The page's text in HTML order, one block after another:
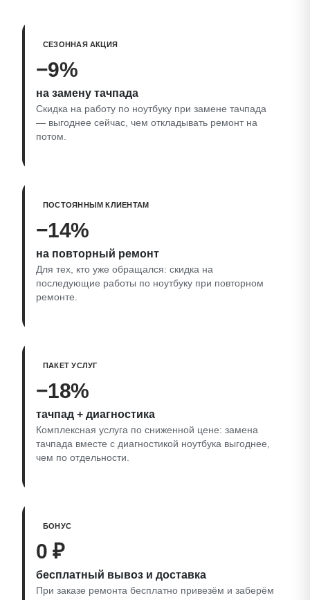
СЕЗОННАЯ АКЦИЯ
−9%
на замену тачпада
Скидка на работу по ноутбуку при замене тачпада
— выгоднее сейчас, чем откладывать ремонт на
потом.
ПОСТОЯННЫМ КЛИЕНТАМ
−14%
на повторный ремонт
Для тех, кто уже обращался: скидка на
последующие работы по ноутбуку при повторном
ремонте.
ПАКЕТ УСЛУГ
−18%
тачпад + диагностика
Комплексная услуга по сниженной цене: замена
тачпада вместе с диагностикой ноутбука выгоднее,
чем по отдельности.
БОНУС
0 ₽
бесплатный вывоз и доставка
При заказе ремонта бесплатно привезём и заберём